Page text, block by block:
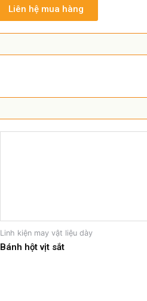
Liên hệ mua hàng
Linh kiện may vật liệu dày
Bánh hột vịt sắt